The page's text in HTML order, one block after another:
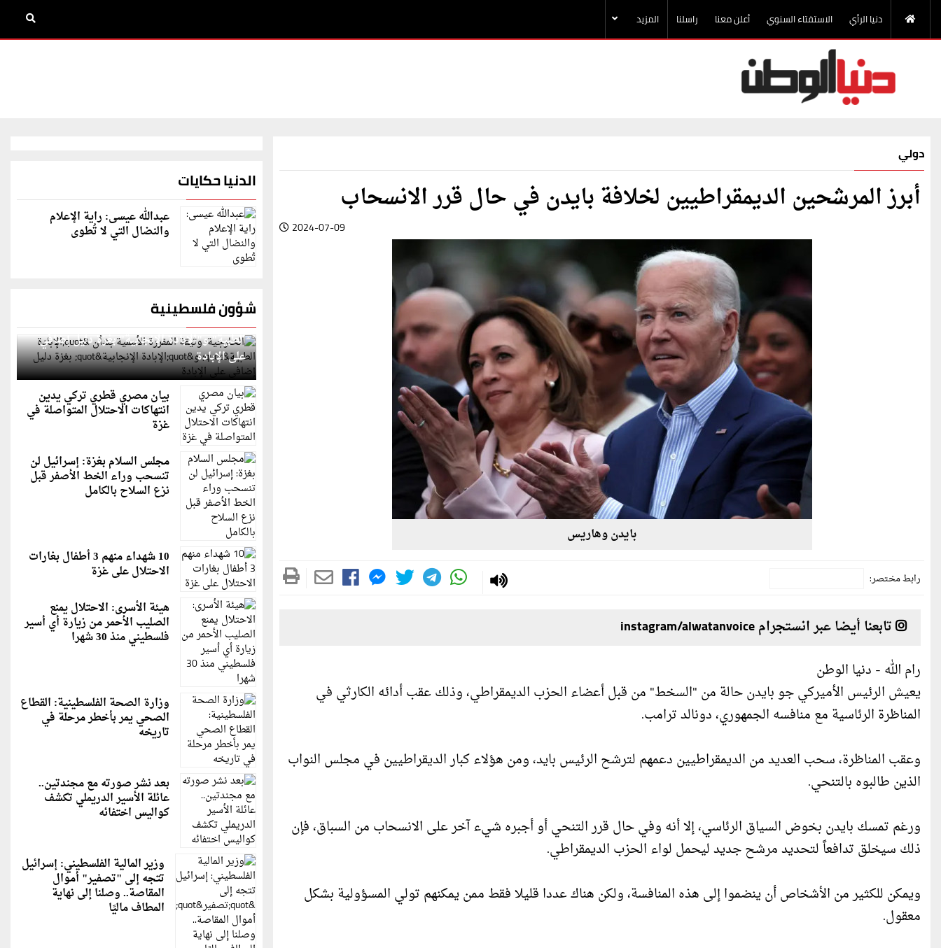
دنيا الرأي الاستفتاء السنوي أعلن معنا راسلنا المزيد
دولي
أبرز المرشحين الديمقراطيين لخلافة بايدن في حال قرر الانسحاب
2024-07-09
بايدن وهاريس
رابط مختصر:
تابعنا أيضا عبر انستجرام instagram/alwatanvoice
رام الله - دنيا الوطن
يعيش الرئيس الأميركي جو بايدن حالة من "السخط" من قبل أعضاء الحزب الديمقراطي، وذلك عقب أدائه الكارثي في
المناظرة الرئاسية مع منافسه الجمهوري، دونالد ترامب.
وعقب المناظرة، سحب العديد من الديمقراطيين دعمهم لترشح الرئيس بايد، ومن هؤلاء كبار الديقراطيين في مجلس النواب
الذين طالبوه بالتنحي.
ورغم تمسك بايدن بخوض السياق الرئاسي، إلا أنه وفي حال قرر التنحي أو أجبره شيء آخر على الانسحاب من السباق، فإن
ذلك سيخلق تدافعاً لتحديد مرشح جديد ليحمل لواء الحزب الديمقراطي.
ويمكن للكثير من الأشخاص أن ينضموا إلى هذه المنافسة، ولكن هناك عددا قليلا فقط ممن يمكنهم تولي المسؤولية بشكل
معقول.
الدنيا حكايات
عبدالله عيسى: راية الإعلام
والنضال التي لا تُطوى
شؤون فلسطينية
الخارجية: وثيقة المقررة الأممية بشأن "الإبادة
الطبية" و"الإبادة الإنجابية" بغزة دليل إضافي
على الإبادة
بيان مصري قطري تركي يدين
انتهاكات الاحتلال المتواصلة في
غزة
مجلس السلام بغزة: إسرائيل لن
تنسحب وراء الخط الأصفر قبل
نزع السلاح بالكامل
10 شهداء منهم 3 أطفال بغارات
الاحتلال على غزة
هيئة الأسرى: الاحتلال يمنع
الصليب الأحمر من زيارة أي أسير
فلسطيني منذ 30 شهرا
وزارة الصحة الفلسطينية: القطاع
الصحي يمر بأخطر مرحلة في
تاريخه
بعد نشر صورته مع مجندتين..
عائلة الأسير الدريملي تكشف
كواليس اختفائه
وزير المالية الفلسطيني: إسرائيل
تتجه إلى "تصفير" أموال
المقاصة.. وصلنا إلى نهاية
المطاف ماليًا